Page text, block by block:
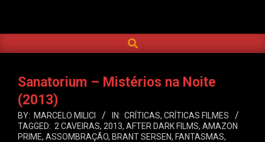
DO
INFERNO
Navigation
SEARCH
Sanatorium – Mistérios na Noite
(2013)
BY: MARCELO MILICI IN: CRÍTICAS, CRÍTICAS FILMES
TAGGED: 2 CAVEIRAS, 2013, AFTER DARK FILMS, AMAZON
PRIME, ASSOMBRAÇÃO, BRANT SERSEN, FANTASMAS,